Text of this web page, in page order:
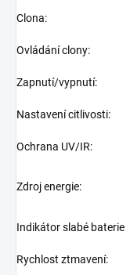
Clona:
Ovládání clony:
Zapnutí/vypnutí:
Nastavení citlivosti:
Ochrana UV/IR:
Zdroj energie:
Indikátor slabé baterie
Rychlost ztmavení: